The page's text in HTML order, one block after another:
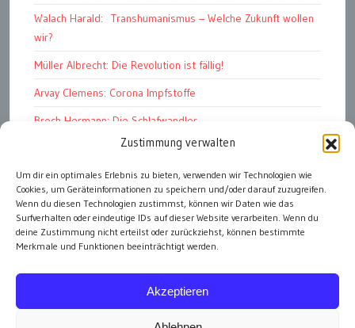
Zustimmung verwalten
Um dir ein optimales Erlebnis zu bieten, verwenden wir Technologien wie
Cookies, um Geräteinformationen zu speichern und/oder darauf zuzugreifen.
Wenn du diesen Technologien zustimmst, können wir Daten wie das
Surfverhalten oder eindeutige IDs auf dieser Website verarbeiten. Wenn du
deine Zustimmung nicht erteilst oder zurückziehst, können bestimmte
Merkmale und Funktionen beeinträchtigt werden.
Akzeptieren
Walach Harald: Transhumanismus – Welche Zukunft wollen
wir?
Müller Albrecht: Die Revolution ist fällig!
Arvay Clemens: Corona Impfstoffe
Broch Hermann: Die Schlafwandler
Kohout Pavel: Ende der Großen Ferien
Bonelli Raphael: Kopflos
Luczak Andreas: Deutschlands Energiewende
alle Artikel